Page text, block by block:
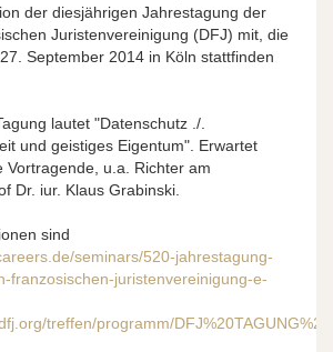
der diesjährigen Jahrestagung der
Juristenvereinigung (DFJ) mit, die
September 2014 in Köln stattfinden
lautet "Datenschutz ./.
und geistiges Eigentum". Erwartet
Vortragende, u.a. Richter am
Dr. iur. Klaus Grabinski.
sind
seminars/520-jahrestagung-
franzosischen-juristenvereinigung-e-
treffen/programm/